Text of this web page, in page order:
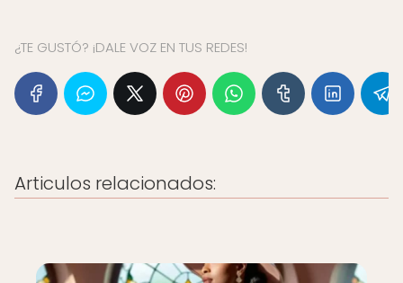
¿TE GUSTÓ? ¡DALE VOZ EN TUS REDES!
Articulos relacionados: